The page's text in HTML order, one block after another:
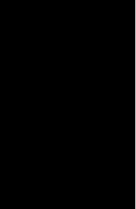
Asunción que se
de crimen
que no
siempre hay
que se dan
escenas